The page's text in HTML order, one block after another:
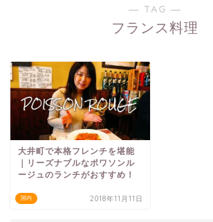
― TAG ―
フランス料理
国内
大井町で本格フレンチを堪能
｜リーズナブルなポワソンル
ージュのランチがおすすめ！
2018年11月11日